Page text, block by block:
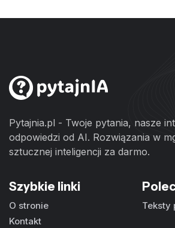
Pytajnia.pl - Twoje pytania, nasze
odpowiedzi od AI. Rozwiązania w
sztucznej inteligencji za darmo.
Szybkie linki
O stronie
Kontakt
Teksty